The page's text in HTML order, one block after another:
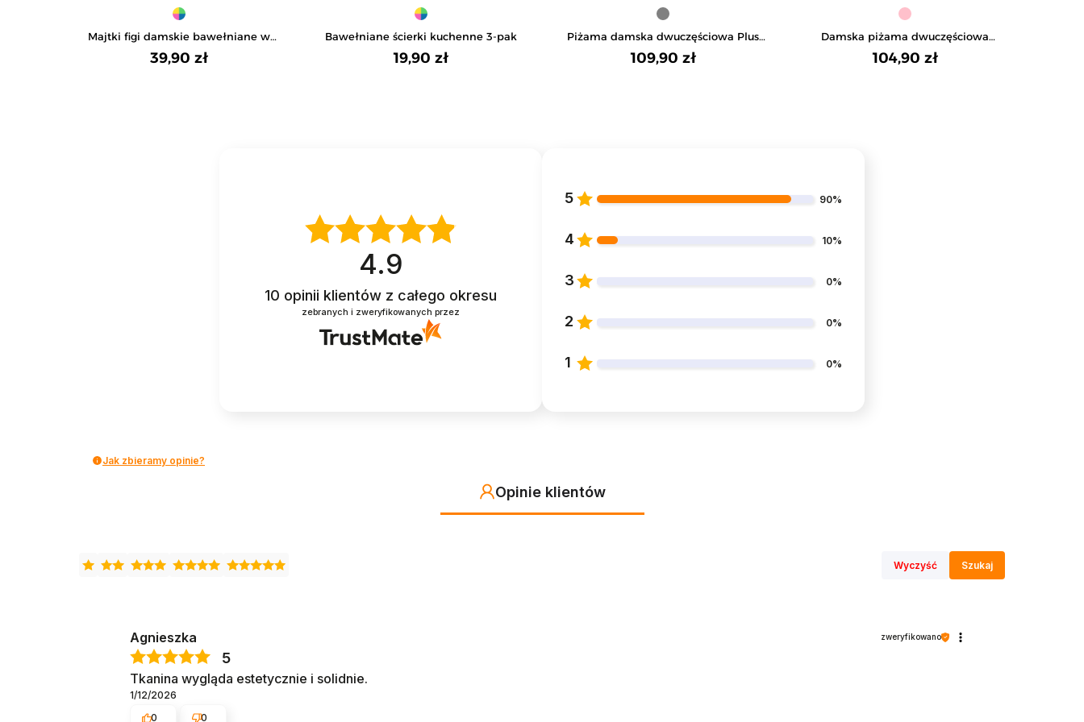
Majtki figi damskie bawełniane w
kropki 4-pak
39,90 zł
Bawełniane ścierki kuchenne 3-pak
19,90 zł
Piżama damska dwuczęściowa Plus
Size w motyw łapacza snów
109,90 zł
Damska piżama dwuczęściowa
bawełniana rozpinana Plus Size
104,90 zł
4.9
10 opinii klientów z całego okresu
zebranych i zweryfikowanych przez
5 90%
4 10%
3 0%
2 0%
1 0%
Jak zbieramy opinie?
Opinie klientów
Wyczyść Szukaj
Agnieszka zweryfikowano
5
Tkanina wygląda estetycznie i solidnie.
1/12/2026
0
0